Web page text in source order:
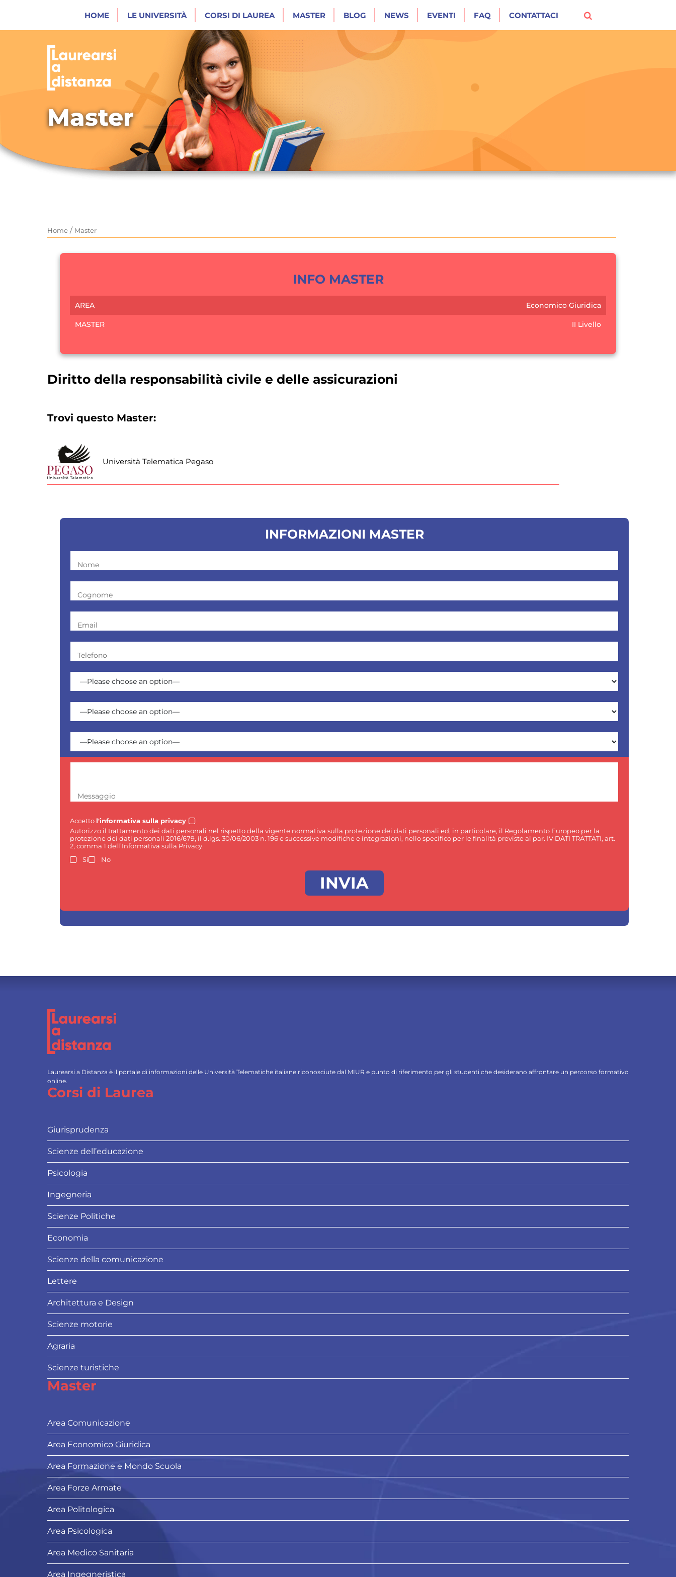
HOME LE UNIVERSITÀ CORSI DI LAUREA MASTER BLOG NEWS EVENTI FAQ CONTATTACI
Master
Home / Master
INFO MASTER
AREA Economico Giuridica
MASTER II Livello
Diritto della responsabilità civile e delle assicurazioni
Trovi questo Master:
Università Telematica Pegaso
INFORMAZIONI MASTER
Nome
Cognome
Email
Telefono
Messaggio
Accetto l'informativa sulla privacy
Autorizzo il trattamento dei dati personali nel rispetto della vigente normativa sulla protezione dei dati personali ed, in particolare, il Regolamento Europeo per la
protezione dei dati personali 2016/679, il d.lgs. 30/06/2003 n. 196 e successive modifiche e integrazioni, nello specifico per le finalità previste al par. IV DATI TRATTATI, art.
2, comma 1 dell’Informativa sulla Privacy.
Si
No
Laurearsi a Distanza è il portale di informazioni delle Università Telematiche italiane riconosciute dal MIUR e punto di riferimento per gli studenti che desiderano affrontare un percorso formativo
online.
Corsi di Laurea
Giurisprudenza
Scienze dell’educazione
Psicologia
Ingegneria
Scienze Politiche
Economia
Scienze della comunicazione
Lettere
Architettura e Design
Scienze motorie
Agraria
Scienze turistiche
Master
Area Comunicazione
Area Economico Giuridica
Area Formazione e Mondo Scuola
Area Forze Armate
Area Politologica
Area Psicologica
Area Medico Sanitaria
Area Ingegneristica